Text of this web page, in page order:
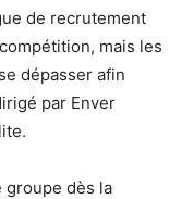
de recrutement
mais les
dépasser afin
par Enver
groupe dès la